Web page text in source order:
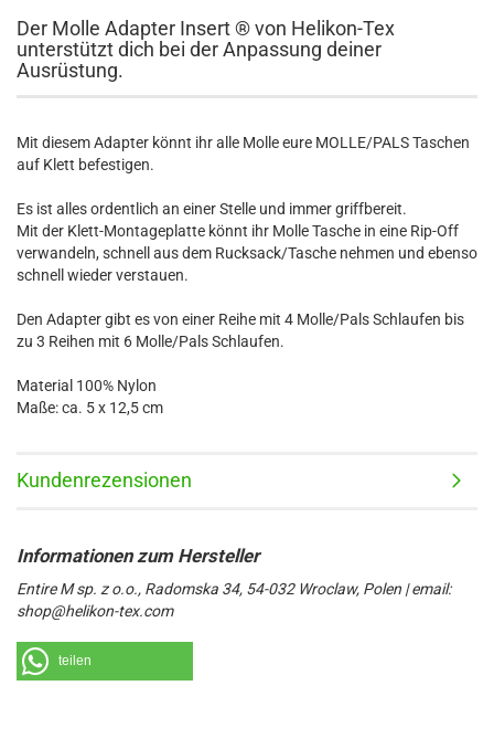
Der Molle Adapter Insert ® von Helikon-Tex
unterstützt dich bei der Anpassung deiner
Ausrüstung.
Mit diesem Adapter könnt ihr alle Molle eure MOLLE/PALS Taschen
auf Klett befestigen.
Es ist alles ordentlich an einer Stelle und immer griffbereit.
Mit der Klett-Montageplatte könnt ihr Molle Tasche in eine Rip-Off
verwandeln, schnell aus dem Rucksack/Tasche nehmen und ebenso
schnell wieder verstauen.
Den Adapter gibt es von einer Reihe mit 4 Molle/Pals Schlaufen bis
zu 3 Reihen mit 6 Molle/Pals Schlaufen.
Material 100% Nylon
Maße: ca. 5 x 12,5 cm
Kundenrezensionen
Entire M sp. z o.o., Radomska 34, 54-032 Wroclaw, Polen | email:
shop@helikon-tex.com
teilen